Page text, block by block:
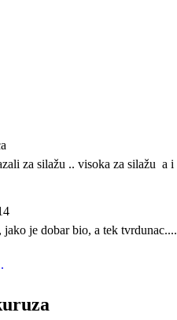
za silažu .. visoka za silažu a
je dobar bio, a tek